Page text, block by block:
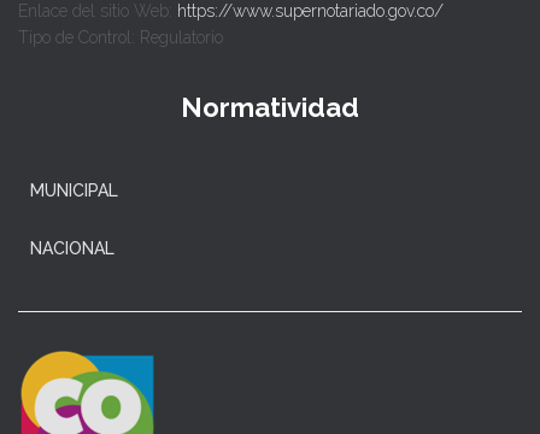
Enlace del sitio Web: https://www.supernotariado.gov.co/
Tipo de Control: Regulatorio
Normatividad
MUNICIPAL
NACIONAL